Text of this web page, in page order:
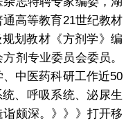
高等教育21世纪教材
规划教材《方剂学》编
剂专业委员会委员。
中医药科研工作近50
、呼吸系统、泌尿生
颇深。》》》打开移